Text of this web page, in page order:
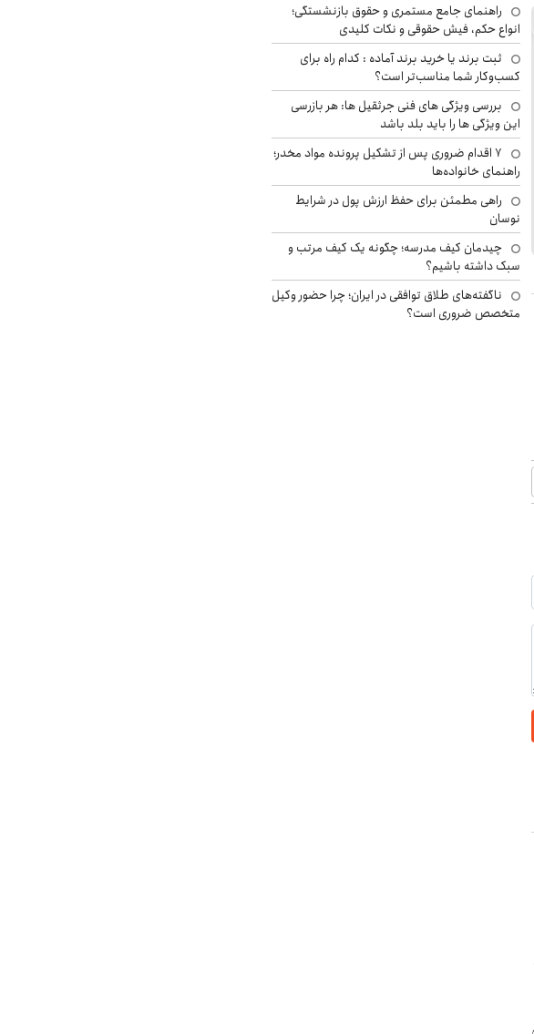
راهنمای جامع مستمری و حقوق بازنشستگی؛
انواع حکم، فیش حقوقی و نکات کلیدی
ثبت برند یا خرید برند آماده : کدام راه برای
کسب‌وکار شما مناسب‌تر است؟
بررسی ویژگی های فنی جرثقیل ها: هر بازرسی
این ویژگی ها را باید بلد باشد
۷ اقدام ضروری پس از تشکیل پرونده مواد مخدر؛
راهنمای خانواده‌ها
راهی مطمئن برای حفظ ارزش پول در شرایط
نوسان
چیدمان کیف مدرسه؛ چگونه یک کیف مرتب و
سبک داشته باشیم؟
ناگفته‌های طلاق توافقی در ایران؛ چرا حضور وکیل
متخصص ضروری است؟